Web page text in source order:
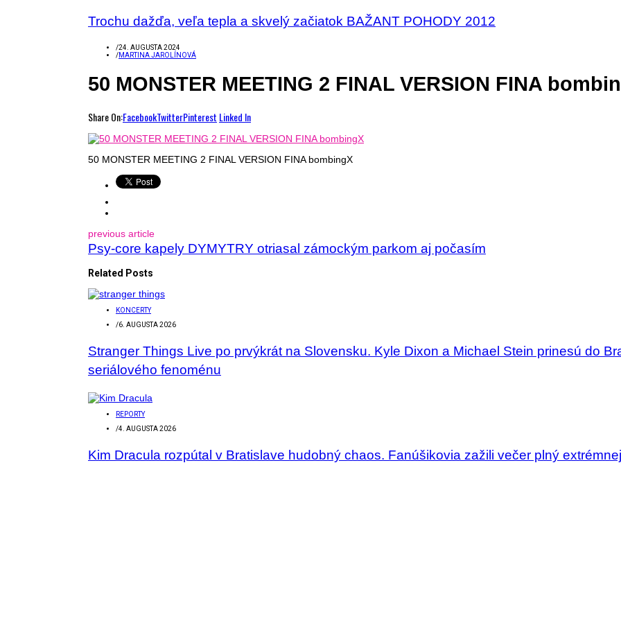
Trochu dažďa, veľa tepla a skvelý začiatok BAŽANT POHODY 2012
/24. AUGUSTA 2024
/MARTINA JAROLÍNOVÁ
50 MONSTER MEETING 2 FINAL VERSION FINA
Share On:FacebookTwitterPinterest Linked In
50 MONSTER MEETING 2 FINAL VERSION FINA bombingX
previous article
Psy-core kapely DYMYTRY otriasal zámockým parkom aj počasím
Related Posts
KONCERTY
/6. AUGUSTA 2026
Stranger Things Live po prvýkrát na Slovensku. Kyle Dixon a Michael Stein prinesú do
seriálového fenoménu
REPORTY
/4. AUGUSTA 2026
Kim Dracula rozpútal v Bratislave hudobný chaos. Fanúšikovia zažili večer plný